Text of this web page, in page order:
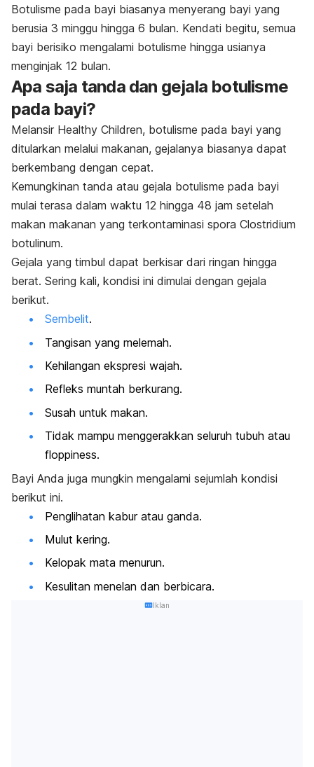
Botulisme pada bayi biasanya menyerang bayi yang
berusia 3 minggu hingga 6 bulan. Kendati begitu, semua
bayi berisiko mengalami botulisme hingga usianya
menginjak 12 bulan.
Apa saja tanda dan gejala botulisme
pada bayi?
Melansir Healthy Children, botulisme pada bayi yang
ditularkan melalui makanan, gejalanya biasanya dapat
berkembang dengan cepat.
Kemungkinan tanda atau gejala botulisme pada bayi
mulai terasa dalam waktu 12 hingga 48 jam setelah
makan makanan yang terkontaminasi spora Clostridium
botulinum.
Gejala yang timbul dapat berkisar dari ringan hingga
berat. Sering kali, kondisi ini dimulai dengan gejala
berikut.
Sembelit.
Tangisan yang melemah.
Kehilangan ekspresi wajah.
Refleks muntah berkurang.
Susah untuk makan.
Tidak mampu menggerakkan seluruh tubuh atau
floppiness.
Bayi Anda juga mungkin mengalami sejumlah kondisi
berikut ini.
Penglihatan kabur atau ganda.
Mulut kering.
Kelopak mata menurun.
Kesulitan menelan dan berbicara.
Iklan